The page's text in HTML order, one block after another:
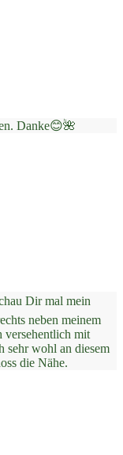
Danke😊🌺
Dir mal mein
neben meinem
versehentlich mit
sehr wohl an diesem
die Nähe.